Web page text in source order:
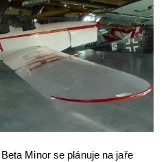
Minor se plánuje na jaře